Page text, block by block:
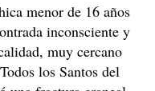
menor de 16 años
inconsciente y
muy cercano
los Santos del